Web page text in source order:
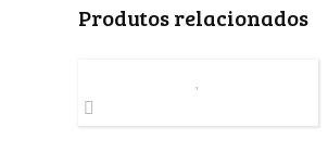
Produtos relacionados